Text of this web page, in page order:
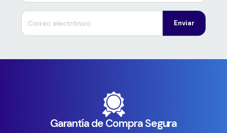
Enviar
Garantía de Compra Segura